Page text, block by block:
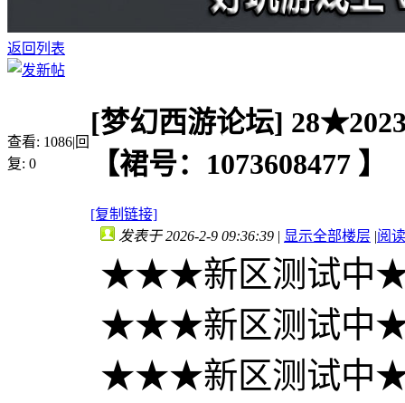
返回列表
查看: 1086|回
复: 0
[梦幻西游论坛]
【裙号：1073608477 】
[复制链接]
发表于 2026-2-9 09:36:39 | 显示全部楼层 |阅
★★★新区测试
★★★新区测试
★★★新区测试